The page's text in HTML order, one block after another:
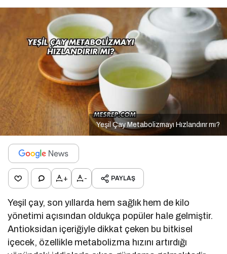
Yeşil Çay Metabolizmayı Hızlandırır mı?
+ - PAYLAŞ
Yeşil çay, son yıllarda hem sağlık hem de kilo
yönetimi açısından oldukça popüler hale gelmiştir.
Antioksidan içeriğiyle dikkat çeken bu bitkisel
içecek, özellikle metabolizma hızını artırdığı